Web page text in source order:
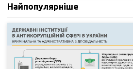
Найпопулярніше